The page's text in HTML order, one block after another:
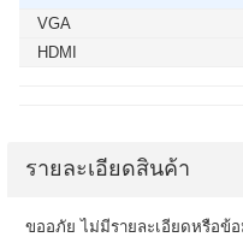
VGA
HDMI
รายละเอียดสินค้า
ขออภัย ไม่มีรายละเอียดหรือข้